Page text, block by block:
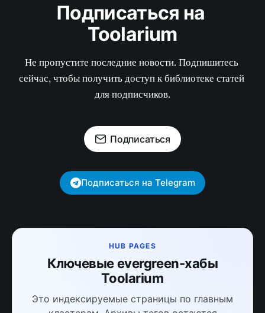
Подписаться на
Toolarium
Не пропустите последние новости. Подпишитесь
сейчас, чтобы получить доступ к библиотеке статей
для подписчиков.
Подписаться
Подписаться на Telegram
HUB PAGES
Ключевые evergreen-хабы
Toolarium
Это индексируемые страницы по главным